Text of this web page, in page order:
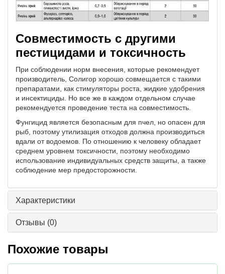
Совместимость с другими
пестицидами и токсичность
При соблюдении норм внесения, которые рекомендует
производитель, Солигор хорошо совмещается с такими
препаратами, как стимуляторы роста, жидкие удобрения
и инсектициды. Но все же в каждом отдельном случае
рекомендуется проведение теста на совместимость.
Фунгицид является безопасным для пчел, но опасен для
рыб, поэтому утилизация отходов должна производиться
вдали от водоемов. По отношению к человеку обладает
среднем уровнем токсичности, поэтому необходимо
использование индивидуальных средств защиты, а также
соблюдение мер предосторожности.
Характеристики
Отзывы (0)
Похожие товары